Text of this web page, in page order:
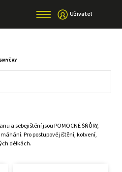
Uživatel
SMYČKY
a sebejištění jsou POMOCNÉ ŠŇŮRY,
Pro postupové jištění, kotvení,
délkách.